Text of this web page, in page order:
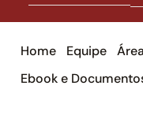
Home Equipe
Ebook e